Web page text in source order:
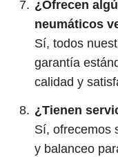
¿Ofrecen
neumáticos
Sí, todos
garantía
calidad y
¿Tienen
Sí, ofrecemos
y balanceo